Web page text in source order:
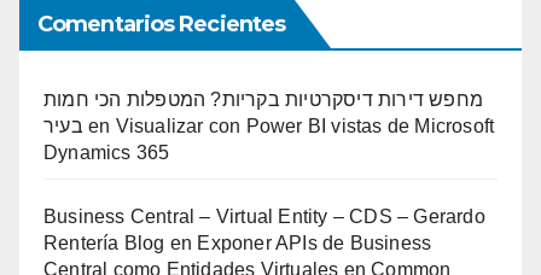
Comentarios Recientes
מחפש דירות דיסקרטיות בקריות? המטפלות הכי חמות
בעיר en Visualizar con Power BI vistas de Microsoft
Dynamics 365
Business Central – Virtual Entity – CDS – Gerardo
Rentería Blog en Exponer APIs de Business
Central como Entidades Virtuales en Common